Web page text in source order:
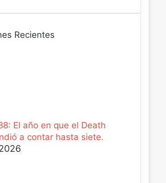
Recientes
El año en que el Death
a contar hasta siete.